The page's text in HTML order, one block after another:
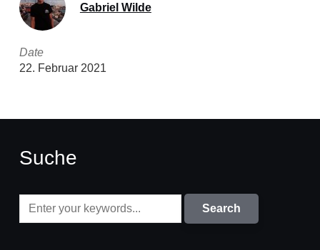
Gabriel Wilde
Date
22. Februar 2021
Suche